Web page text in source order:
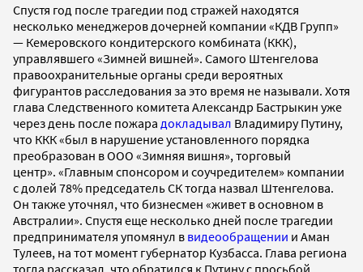
Спустя год после трагедии под стражей находятся
несколько менеджеров дочерней компании «КДВ Групп»
— Кемеровского кондитерского комбината (ККК),
управлявшего «Зимней вишней». Самого Штенгелова
правоохранительные органы среди вероятных
фигурантов расследования за это время не называли. Хотя
глава Следственного комитета Александр Бастрыкин уже
через день после пожара докладывал Владимиру Путину,
что ККК «был в нарушение установленного порядка
преобразован в ООО «Зимняя вишня», торговый
центр». «Главным спонсором и соучредителем» компании
с долей 78% председатель СК тогда назвал Штенгелова.
Он также уточнял, что бизнесмен «живет в основном в
Австралии». Спустя еще несколько дней после трагедии
предпринимателя упомянул в видеообращении и Аман
Тулеев, на тот момент губернатор Кузбасса. Глава региона
тогда рассказал, что обратился к Путину с просьбой